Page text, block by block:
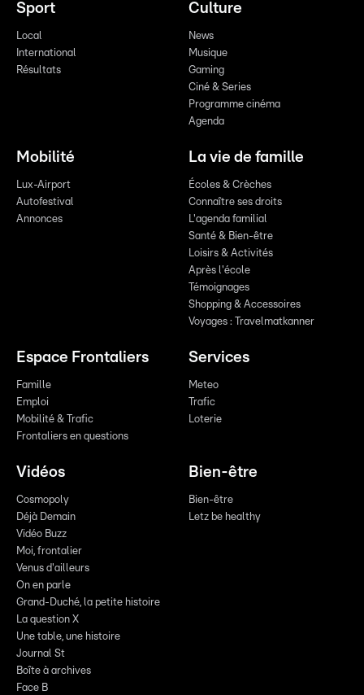
Sport
Local
International
Résultats
Culture
News
Musique
Gaming
Ciné & Series
Programme cinéma
Agenda
Mobilité
Lux-Airport
Autofestival
Annonces
La vie de famille
Écoles & Crèches
Connaître ses droits
L'agenda familial
Santé & Bien-être
Loisirs & Activités
Après l'école
Témoignages
Shopping & Accessoires
Voyages : Travelmatkanner
Espace Frontaliers
Famille
Emploi
Mobilité & Trafic
Frontaliers en questions
Services
Meteo
Trafic
Loterie
Vidéos
Cosmopoly
Déjà Demain
Vidéo Buzz
Moi, frontalier
Venus d'ailleurs
On en parle
Grand-Duché, la petite histoire
La question X
Une table, une histoire
Journal St
Boîte à archives
Face B
Bien-être
Bien-être
Letz be healthy